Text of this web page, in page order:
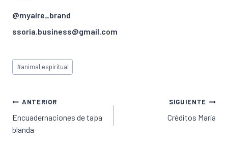
@myaire_brand
ssoria.business@gmail.com
Etiquetas
de
entrada:
#animal espiritual
Navegación
de
entradas
ANTERIOR
Encuadernaciones de tapa
blanda
SIGUIENTE
Créditos María